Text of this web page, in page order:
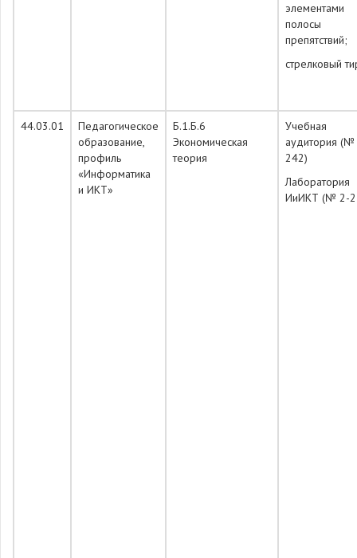
элементами
полосы
препятствий;
стрелковый
44.03.01
Педагогическое
образование,
профиль
«Информатика
и ИКТ»
Б.1.Б.6
Экономическая
теория
Учебная
аудитория
242)
Лаборатория
ИиИКТ (№ 2-